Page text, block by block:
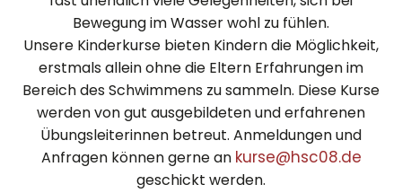
Bewegung im Wasser wohl zu fühlen.
Unsere Kinderkurse bieten Kindern die Möglichkeit,
erstmals allein ohne die Eltern Erfahrungen im
Bereich des Schwimmens zu sammeln. Diese Kurse
werden von gut ausgebildeten und erfahrenen
Übungsleiterinnen betreut. Anmeldungen und
Anfragen können gerne an kurse@hsc08.de
geschickt werden.